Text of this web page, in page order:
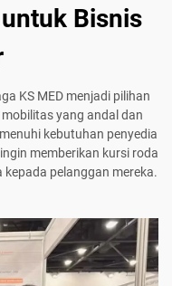
Bisnis
KS MED menjadi pilihan
yang andal dan
kebutuhan penyedia
memberikan kursi roda
pelanggan mereka.